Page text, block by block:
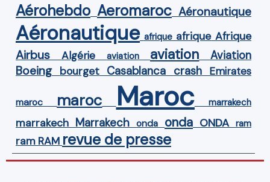
Aérohebdo Aeromaroc Aéronautique
Aéronautique afrique afrique Afrique
Airbus Algérie aviation aviation Aviation
Boeing bourget Casablanca crash Emirates
maroc maroc Maroc marrakech
marrakech Marrakech onda onda ONDA ram
ram RAM revue de presse